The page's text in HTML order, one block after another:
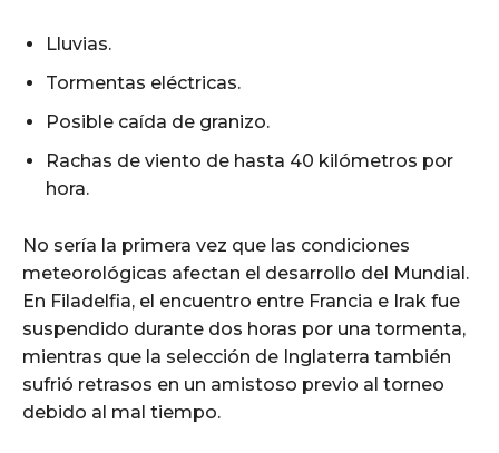
Lluvias.
Tormentas eléctricas.
Posible caída de granizo.
Rachas de viento de hasta 40 kilómetros por
hora.
No sería la primera vez que las condiciones
meteorológicas afectan el desarrollo del Mundial.
En Filadelfia, el encuentro entre Francia e Irak fue
suspendido durante dos horas por una tormenta,
mientras que la selección de Inglaterra también
sufrió retrasos en un amistoso previo al torneo
debido al mal tiempo.